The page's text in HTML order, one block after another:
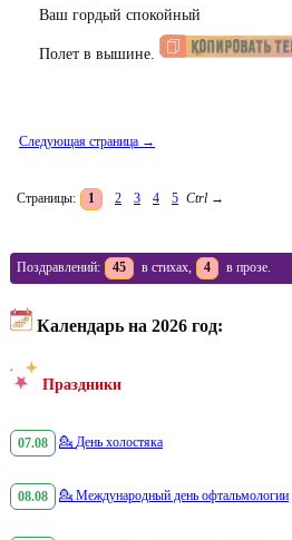
Ваш гордый спокойный
Полет в вышине.
Следующая страница →
Страницы: 1 2 3 4 5 Ctrl →
Поздравлений: 45 в стихах, 4 в прозе.
Календарь на 2026 год:
Праздники
07.08 💁 День холостяка
08.08 💁 Международный день офтальмологии